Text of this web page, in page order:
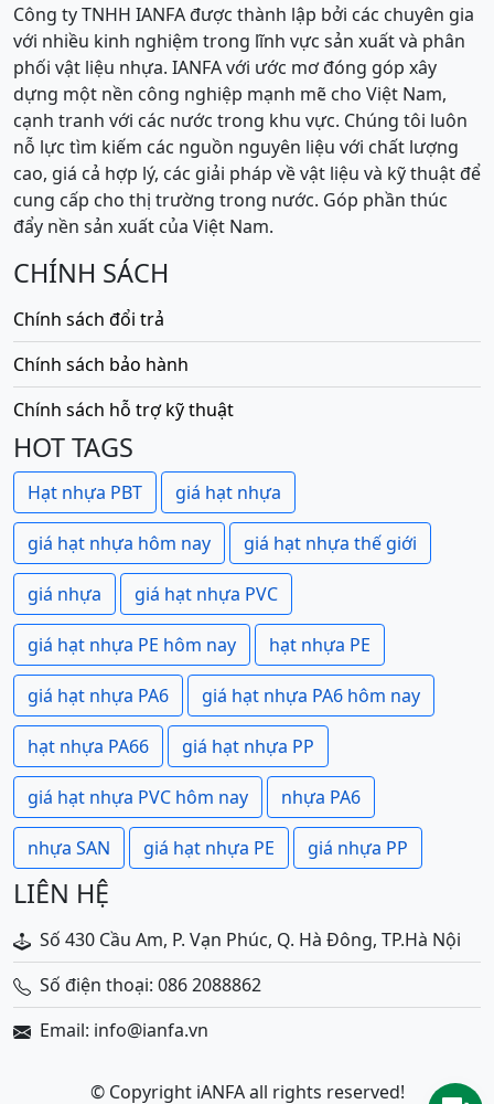
Công ty TNHH IANFA được thành lập bởi các chuyên gia
với nhiều kinh nghiệm trong lĩnh vực sản xuất và phân
phối vật liệu nhựa. IANFA với ước mơ đóng góp xây
dựng một nền công nghiệp mạnh mẽ cho Việt Nam,
cạnh tranh với các nước trong khu vực. Chúng tôi luôn
nỗ lực tìm kiếm các nguồn nguyên liệu với chất lượng
cao, giá cả hợp lý, các giải pháp về vật liệu và kỹ thuật để
cung cấp cho thị trường trong nước. Góp phần thúc
đẩy nền sản xuất của Việt Nam.
CHÍNH SÁCH
Chính sách đổi trả
Chính sách bảo hành
Chính sách hỗ trợ kỹ thuật
HOT TAGS
Hạt nhựa PBT giá hạt nhựa
giá hạt nhựa hôm nay giá hạt nhựa thế giới
giá nhựa giá hạt nhựa PVC
giá hạt nhựa PE hôm nay hạt nhựa PE
giá hạt nhựa PA6 giá hạt nhựa PA6 hôm nay
hạt nhựa PA66 giá hạt nhựa PP
giá hạt nhựa PVC hôm nay nhựa PA6
nhựa SAN giá hạt nhựa PE giá nhựa PP
LIÊN HỆ
Số 430 Cầu Am, P. Vạn Phúc, Q. Hà Đông, TP.Hà Nội
Số điện thoại: 086 2088862
Email: info@ianfa.vn
© Copyright iANFA all rights reserved!